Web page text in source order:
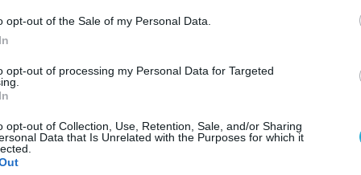
opt-out of the Sale of my Personal Data.
opt-out of processing my Personal Data for Targeted
opt-out of Collection, Use, Retention, Sale, and/or Sharing
Data that Is Unrelated with the Purposes for which it
βόλεϊ».
στις αθλήτριες της ομάδας: «Εγώ θέλω να το πάω ένα
ότι η ΑΕΚ πάντα στοχεύει στην κορυφή και φέτος
και θέλουμε να είμαστε ψηλά. Θα είμαστε πάντα
η Διεύθυνση Επικοινωνίας και τα γραφεία. Να